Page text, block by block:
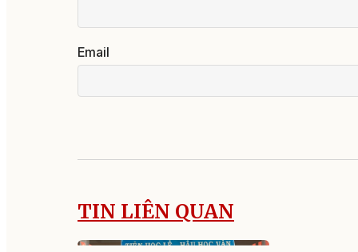
Email
TIN LIÊN QUAN